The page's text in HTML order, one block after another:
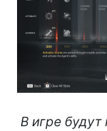
В игре